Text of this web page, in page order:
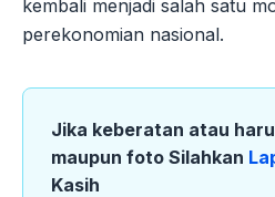
kembali menjadi salah satu
perekonomian nasional.
Jika keberatan atau
maupun foto Silahkan
Kasih